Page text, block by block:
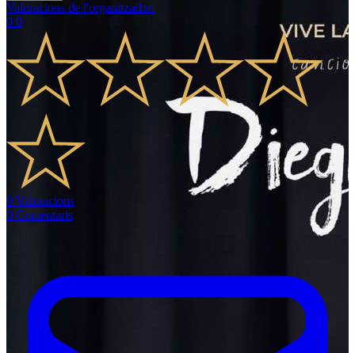
Valoracions de l'organitzador:
0.0
0 Valoracions
0 Comentaris